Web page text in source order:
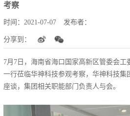
考察
时间： 2021-07-07 发布者：
分享到：
7月7日，海南省海口国家高新区管委会
一行莅临华神科技参观考察，华神科技集
座谈，集团相关职能部门负责人与会。